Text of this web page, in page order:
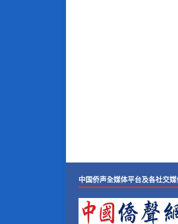
中国侨声全媒体平台及各社交